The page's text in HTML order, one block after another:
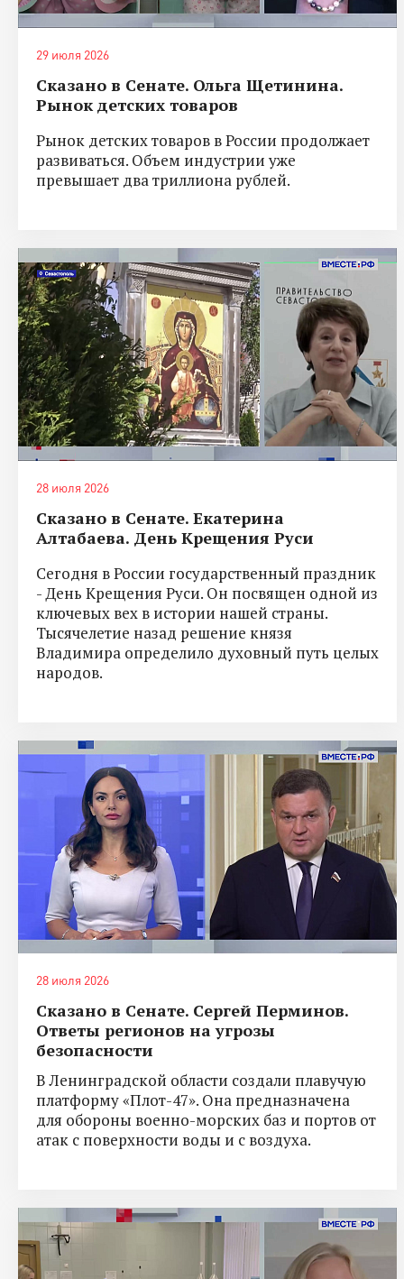
29 июля 2026
Сказано в Сенате. Ольга Щетинина.
Рынок детских товаров
Рынок детских товаров в России продолжает
развиваться. Объем индустрии уже
превышает два триллиона рублей.
28 июля 2026
Сказано в Сенате. Екатерина
Алтабаева. День Крещения Руси
Сегодня в России государственный праздник
- День Крещения Руси. Он посвящен одной из
ключевых вех в истории нашей страны.
Тысячелетие назад решение князя
Владимира определило духовный путь целых
народов.
28 июля 2026
Сказано в Сенате. Сергей Перминов.
Ответы регионов на угрозы
безопасности
В Ленинградской области создали плавучую
платформу «Плот-47». Она предназначена
для обороны военно-морских баз и портов от
атак с поверхности воды и с воздуха.